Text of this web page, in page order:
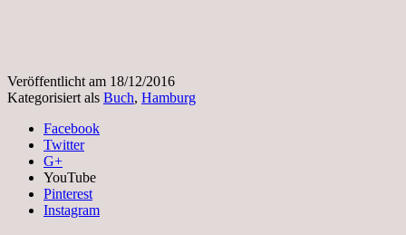
Veröffentlicht am 18/12/2016
Kategorisiert als Buch, Hamburg
Facebook
Twitter
G+
YouTube
Pinterest
Instagram